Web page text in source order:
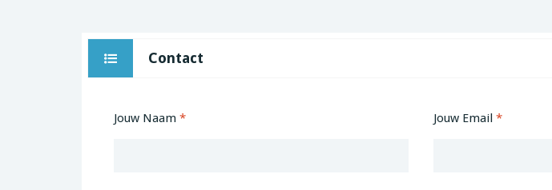
Contact
Jouw Naam * Jouw Email *